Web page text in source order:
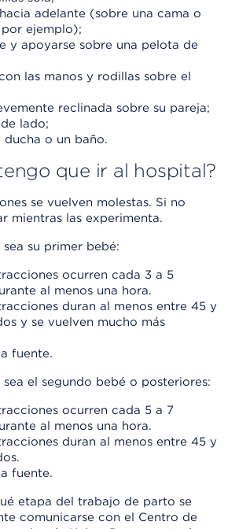
adelante (sobre una cama o
ejemplo);
y apoyarse sobre una pelota de
las manos y rodillas sobre el
reclinada sobre su pareja;
lado;
ducha o un baño.
que ir al hospital?
se vuelven molestas. Si no
mientras las experimenta.
su primer bebé:
ocurren cada 3 a 5
al menos una hora.
duran al menos entre 45 y
y se vuelven mucho más
fuente.
sea el segundo bebé o posteriores:
ocurren cada 5 a 7
al menos una hora.
duran al menos entre 45 y
fuente.
etapa del trabajo de parto se
comunicarse con el Centro de